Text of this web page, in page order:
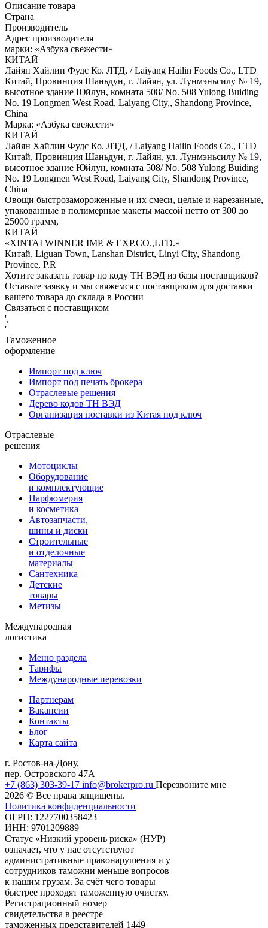
Описание товара
Страна
Производитель
Адрес производителя
марки: «Азбука свежести»
КИТАЙ
Лайян Хайлин Фудс Ко. ЛТД, / Laiyang Hailin Foods Co., LTD
Китай, Провинция Шаньдун, г. Лайян, ул. Лунмэньсилу № 19,
высотное здание Юйлун, комната 508/ No. 508 Yulong Buiding
No. 19 Longmen West Road, Laiyang City,, Shandong Province,
China
Марка: «Азбука свежести»
КИТАЙ
Лайян Хайлин Фудс Ко. ЛТД, / Laiyang Hailin Foods Co., LTD
Китай, Провинция Шаньдун, г. Лайян, ул. Лунмэньсилу № 19,
высотное здание Юйлун, комната 508/ No. 508 Yulong Buiding
No. 19 Longmen West Road, Laiyang City, Shandong Province,
China
Овощи быстрозамороженные и их смеси, целые и нарезанные,
упакованные в полимерные макеты массой нетто от 300 до
25000 грамм,
КИТАЙ
«XINTAI WINNER IMP. & EXP.CO.,LTD.»
Китай, Liguan Town, Lanshan District, Linyi City, Shandong
Province, P.R
Хотите заказать товар по коду ТН ВЭД из базы поставщиков?
Оставьте заявку и мы свяжемся с поставщиком для доставки
вашего товара до склада в России
Связаться с поставщиком
',
'
Таможенное
оформление
Импорт под ключ
Импорт под печать брокера
Отраслевые решения
Дерево кодов ТН ВЭД
Организация поставки из Китая под ключ
Отраслевые
решения
Мотоциклы
Оборудование
и комплектующие
Парфюмерия
и косметика
Автозапчасти,
шины и диски
Строительные
и отделочные
материалы
Сантехника
Детские
товары
Метизы
Международная
логистика
Меню раздела
Тарифы
Международные перевозки
Партнерам
Вакансии
Контакты
Блог
Карта сайта
г. Ростов-на-Дону,
пер. Островского 47А
+7 (863) 303-39-17 info@brokerpro.ru Перезвоните мне
2026 © Все права защищены.
Политика конфиденциальности
ОГРН: 1227700358423
ИНН: 9701209889
Статус «Низкий уровень риска» (НУР)
означает, что у нас отсутствуют
административные правонарушения и у
сотрудников таможни меньше вопросов
к нашим грузам. За счёт чего товары
быстрее проходят таможенную очистку.
Регистрационный номер
свидетельства в реестре
таможенных представителей 1449